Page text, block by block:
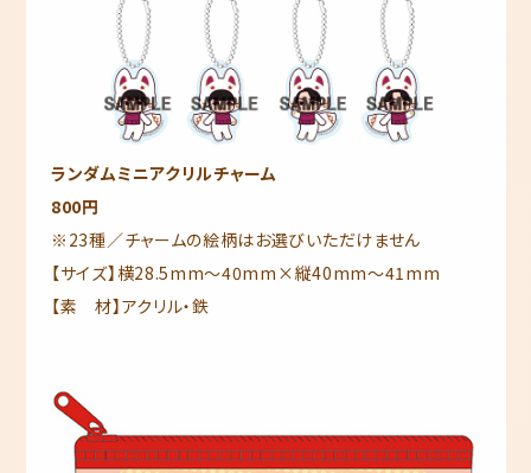
ランダムミニアクリルチャーム
800円
※23種／チャームの絵柄はお選びいただけません
【サイズ】横28.5mm～40mm×縦40mm～41mm
【素 材】アクリル・鉄